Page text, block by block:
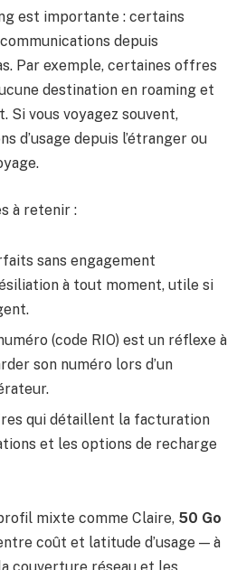
est importante : certains
depuis
Par exemple, certaines offres
destination en roaming et
vous voyagez souvent,
d’usage depuis l’étranger ou
à retenir :
sans engagement
à tout moment, utile si
(code RIO) est un réflexe à
son numéro lors d’un
qui détaillent la facturation
et les options de recharge
mixte comme Claire, 50 Go
coût et latitude d’usage — à